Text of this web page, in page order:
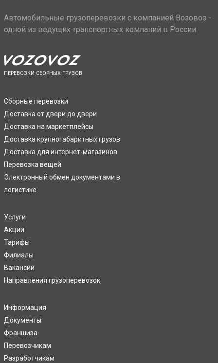
Автомобильные грузоперевозки с компанией Возовоз -
одной из ведущих транспортных компаний в России
ПЕРЕВОЗКИ СБОРНЫХ ГРУЗОВ
Сборные перевозки
Доставка от двери до двери
Доставка на маркетплейсы
Доставка крупногабаритных грузов
Доставка для интернет-магазинов
Перевозка вещей
Электронный обмен документами в
логистике
Услуги
Акции
Тарифы
Филиалы
Вакансии
Направления грузоперевозок
Информация
Документы
Франшиза
Перевозчикам
Разработчикам